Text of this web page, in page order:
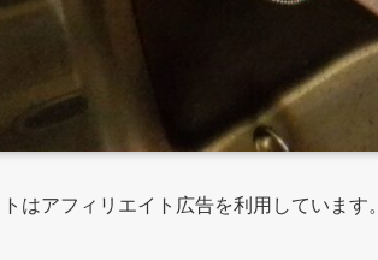
はアフィリエイト広告を利用しています